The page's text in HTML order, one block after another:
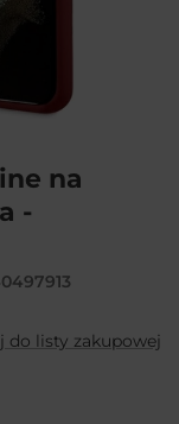
na
-
do listy zakupowej